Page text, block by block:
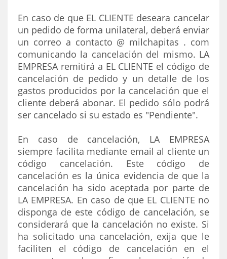
En caso de que EL CLIENTE deseara cancelar
un pedido de forma unilateral, deberá enviar
un correo a contacto @ milchapitas . com
comunicando la cancelación del mismo. LA
EMPRESA remitirá a EL CLIENTE el código de
cancelación de pedido y un detalle de los
gastos producidos por la cancelación que el
cliente deberá abonar. El pedido sólo podrá
ser cancelado si su estado es "Pendiente".
En caso de cancelación, LA EMPRESA
siempre facilita mediante email al cliente un
código cancelación. Este código de
cancelación es la única evidencia de que la
cancelación ha sido aceptada por parte de
LA EMPRESA. En caso de que EL CLIENTE no
disponga de este código de cancelación, se
considerará que la cancelación no existe. Si
ha solicitado una cancelación, exija que le
faciliten el código de cancelación en el